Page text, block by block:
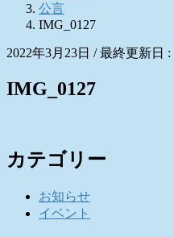
公言
IMG_0127
2022年3月23日 / 最終更新日 :
IMG_0127
カテゴリー
お知らせ
イベント